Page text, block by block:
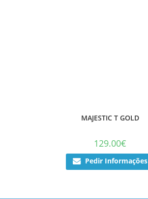
MAJESTIC T GOLD
129.00€
Pedir Informações